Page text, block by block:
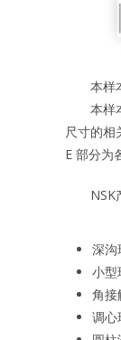
本样本
本样本
尺寸的相
E 部分为
NSK产
深沟
小型
角接
调心